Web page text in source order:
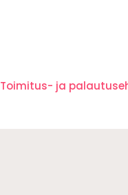
Toimitus- ja